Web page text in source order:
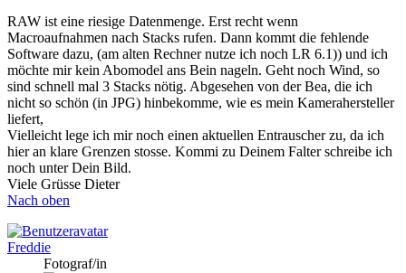
RAW ist eine riesige Datenmenge. Erst recht wenn
Macroaufnahmen nach Stacks rufen. Dann kommt die fehlende
Software dazu, (am alten Rechner nutze ich noch LR 6.1)) und ich
möchte mir kein Abomodel ans Bein nageln. Geht noch Wind, so
sind schnell mal 3 Stacks nötig. Abgesehen von der Bea, die ich
nicht so schön (in JPG) hinbekomme, wie es mein Kamerahersteller
liefert,
Vielleicht lege ich mir noch einen aktuellen Entrauscher zu, da ich
hier an klare Grenzen stosse. Kommi zu Deinem Falter schreibe ich
noch unter Dein Bild.
Viele Grüsse Dieter
Nach oben
Freddie
Fotograf/in